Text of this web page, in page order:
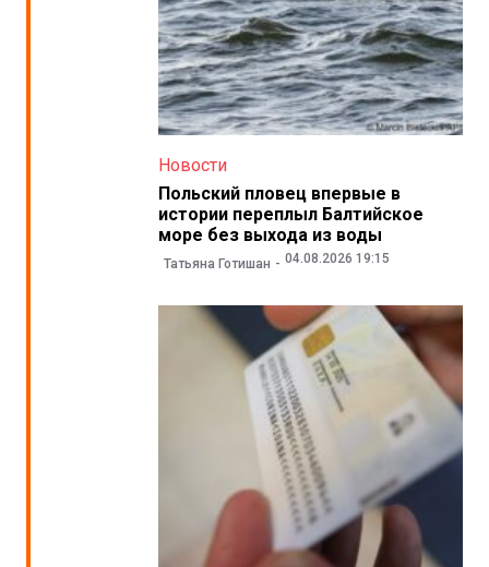
Новости
Польский пловец впервые в
истории переплыл Балтийское
море без выхода из воды
Татьяна Готишан 04.08.2026 19:15